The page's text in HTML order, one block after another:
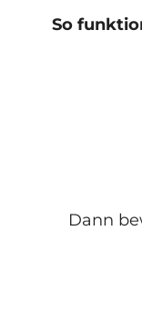
So
Dann